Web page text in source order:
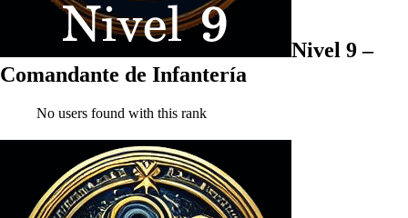
Nivel 9 –
Comandante de Infantería
No users found with this rank